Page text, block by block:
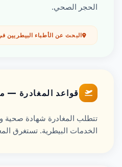
الحجر الصحي.
البحث عن الأطباء
قواعد المغادرة —
تتطلب المغادرة شهادة
الخدمات البيطرية. تستغرق المعالجة 3-5